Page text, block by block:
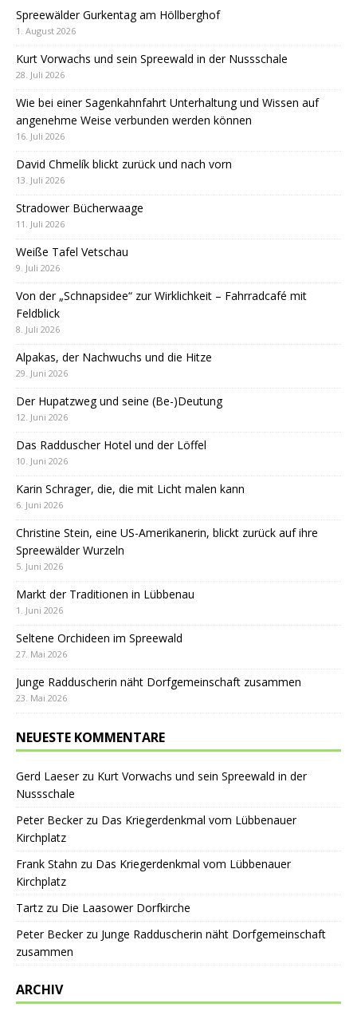
Spreewälder Gurkentag am Höllberghof
1. August 2026
Kurt Vorwachs und sein Spreewald in der Nussschale
28. Juli 2026
Wie bei einer Sagenkahnfahrt Unterhaltung und Wissen auf
angenehme Weise verbunden werden können
16. Juli 2026
David Chmelík blickt zurück und nach vorn
13. Juli 2026
Stradower Bücherwaage
11. Juli 2026
Weiße Tafel Vetschau
9. Juli 2026
Von der „Schnapsidee“ zur Wirklichkeit – Fahrradcafé mit
Feldblick
8. Juli 2026
Alpakas, der Nachwuchs und die Hitze
29. Juni 2026
Der Hupatzweg und seine (Be-)Deutung
12. Juni 2026
Das Radduscher Hotel und der Löffel
10. Juni 2026
Karin Schrager, die, die mit Licht malen kann
6. Juni 2026
Christine Stein, eine US-Amerikanerin, blickt zurück auf ihre
Spreewälder Wurzeln
5. Juni 2026
Markt der Traditionen in Lübbenau
1. Juni 2026
Seltene Orchideen im Spreewald
27. Mai 2026
Junge Radduscherin näht Dorfgemeinschaft zusammen
23. Mai 2026
NEUESTE KOMMENTARE
Gerd Laeserzu Kurt Vorwachs und sein Spreewald in der
Nussschale
Peter Beckerzu Das Kriegerdenkmal vom Lübbenauer
Kirchplatz
Frank Stahn zu Das Kriegerdenkmal vom Lübbenauer
Kirchplatz
Tartz zu Die Laasower Dorfkirche
Peter Beckerzu Junge Radduscherin näht Dorfgemeinschaft
zusammen
ARCHIV